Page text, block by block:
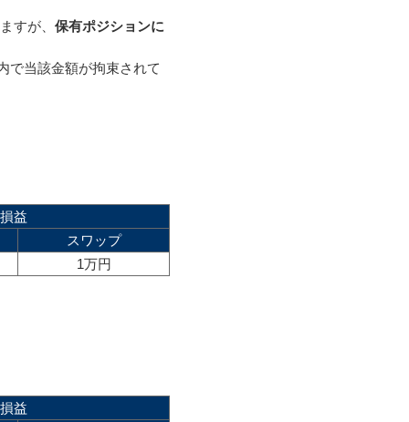
すが、 保有ポジションに
で当該金額が拘束されて
益
スワップ
1万円
益